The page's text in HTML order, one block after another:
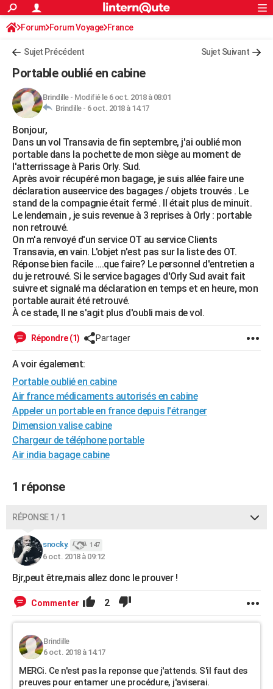
ACTUALITÉS
Politique
Société
Faits Divers
Education
Monde
Villes
+
FINANCE
Retraite
Impôts
Epargne
Immobilier
Risques naturels par ville
Banque
Assurance
Crédit
AUTO
Essais
Réserver un essai
Citadines
Berlines
SUV
Forum auto
+HIGH-TECH
Mobiles
Meilleur smartphone
Internet
Ordinateurs
Jeux vidéo
Guide high-tech
+BRICOLAGE
Forum
Aménagement intérieur
Extérieur
Cuisine
Salle de bains
Jardinage
Rangement
WEEK-END
Guides de France
Escapades
Patrimoine
Expositions
Musées
Week-end nature
+LIFESTYLE
Art de vivre
Bien-être
Loisirs
ModeModes de vie
SANTE
Alimentation
Guide de la santé
Maladies
Médicaments
Sommeil
VOYAGE
Destinations
City break
Voyage nature
Voyage de noces
Forum
Climat
+PHOTO
GUIDES D'ACHAT
BONS PLANS
CARTE DE VOEUX
Carte de Noël
Carte Bonne année
Carte Saint-Valentin
Carte Pâques
Carte d'anniversaire
DICTIONNAIRE
Dictionnaire
Biographies
Citations
Expressions
Proverbes
PROGRAMME TV
COPAINS D'AVANT
S'inscrire
Se connecter
Lycées
Collèges
Primaires
Universités
Entreprises
Service militaire
Avis de recherche
AVIS DE DÉCÈS
FORUM
S'inscrire
Connexion
Forum Forum Voyage France
Sujet Précédent Sujet Suivant
Portable oublié en cabine
Brindille- Modifié le 6 oct. 2018 à 08:01
Brindille - 6 oct. 2018 à 14:17
Bonjour,
Dans un vol Transavia de fin septembre, j'ai oublié mon
portable dans la pochette de mon siège au moment de
l'atterrissage à Paris Orly. Sud.
Après avoir récupéré mon bagage, je suis allée faire une
déclaration auseervice des bagages / objets trouvés . Le
stand de la compagnie était fermé . Il était plus de minuit.
Le lendemain , je suis revenue à 3 reprises à Orly : portable
non retrouvé.
On m'a renvoyé d'un service OT au service Clients
Transavia, en vain. L'objet n'est pas sur la liste des OT.
Réponse bien facile ....que faire? Le personnel d'entretien a
du je retrouvé. Si le service bagages d'Orly Sud avait fait
suivre et signalé ma déclaration en temps et en heure, mon
portable aurait été retrouvé.
À ce stade, Il ne s'agit plus d'oubli mais de vol.
Répondre (1) Partager
A voir également:
Portable oublié en cabine
Air france médicaments autorisés en cabine
Appeler un portable en france depuis l'étranger
Dimension valise cabine
Chargeur de téléphone portable
Air india bagage cabine
1 réponse
RÉPONSE 1 / 1
snocky. 147
6 oct. 2018 à 09:12
Bjr,peut être,mais allez donc le prouver !
Commenter 2
Brindille
6 oct. 2018 à 14:17
MERCi. Ce n'est pas la reponse que j'attends. S'il faut des
preuves pour entamer une procédure, j'aviserai.